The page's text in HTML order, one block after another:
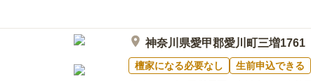
神奈川県愛甲郡愛川町三増1761
檀家になる必要なし
生前申込できる